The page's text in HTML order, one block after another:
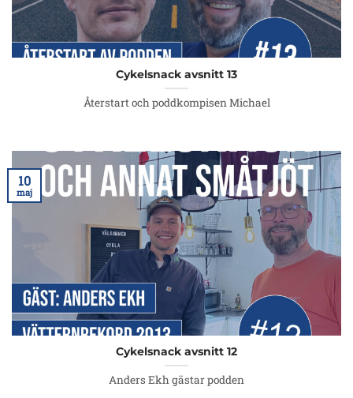
Cykelsnack avsnitt 13
Återstart och poddkompisen Michael
Cykelsnack avsnitt 12
Anders Ekh gästar podden
10
maj